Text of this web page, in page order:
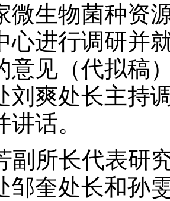
微生物菌种资
心进行调研并
意见（代拟稿
刘爽处长主持
话。
所长代表研
邹奎处长和孙